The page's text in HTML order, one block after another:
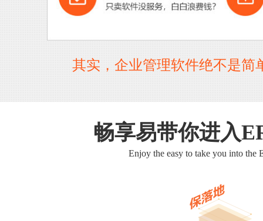
其实，企业管理软件绝不是
畅享易带你进入
Enjoy the easy to take you into the